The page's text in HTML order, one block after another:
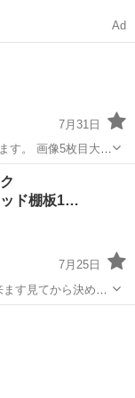
Ad
7月31日
す。 画像5枚目大き
ド棚板1…
7月25日
す見てから決めて
引き渡しは平日10：